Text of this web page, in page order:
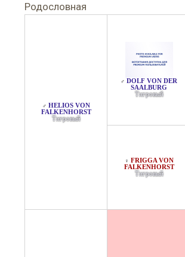
Родословная
♂ HELIOS VON
FALKENHORST
Тигровый
♂ DOLF VON DER
SAALBURG
Тигровый
♀ FRIGGA VON
FALKENHORST
Тигровый